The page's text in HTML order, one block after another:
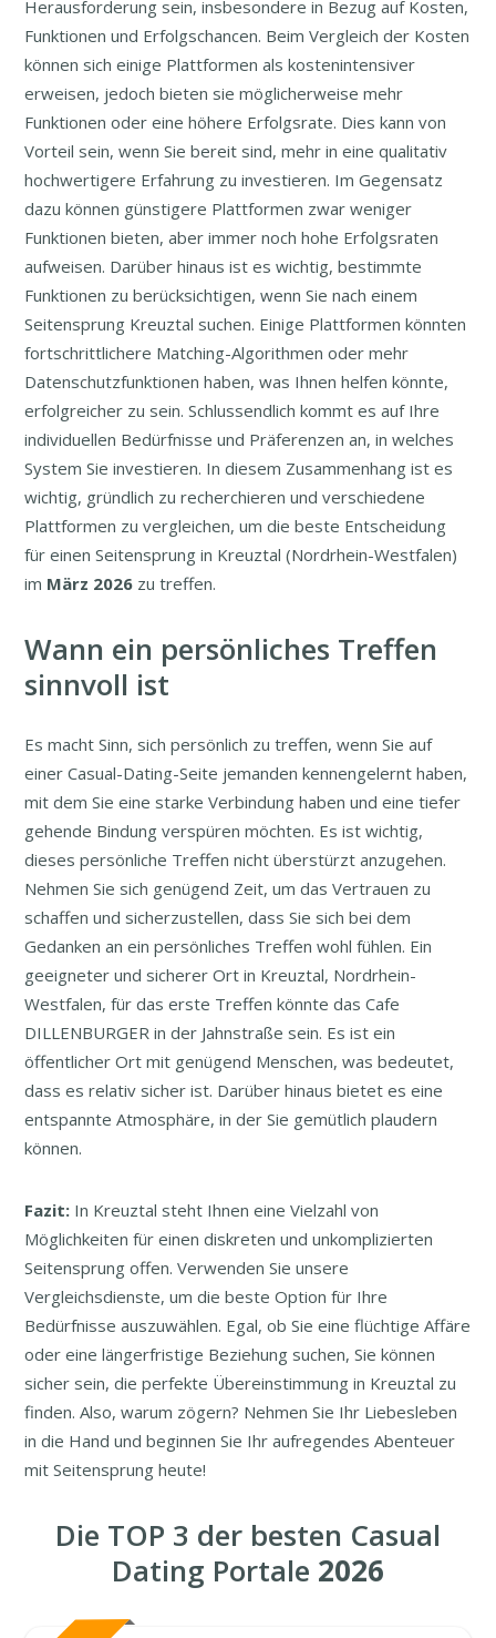
Herausforderung sein, insbesondere in Bezug auf Kosten,
Funktionen und Erfolgschancen. Beim Vergleich der Kosten
können sich einige Plattformen als kostenintensiver
erweisen, jedoch bieten sie möglicherweise mehr
Funktionen oder eine höhere Erfolgsrate. Dies kann von
Vorteil sein, wenn Sie bereit sind, mehr in eine qualitativ
hochwertigere Erfahrung zu investieren. Im Gegensatz
dazu können günstigere Plattformen zwar weniger
Funktionen bieten, aber immer noch hohe Erfolgsraten
aufweisen. Darüber hinaus ist es wichtig, bestimmte
Funktionen zu berücksichtigen, wenn Sie nach einem
Seitensprung Kreuztal suchen. Einige Plattformen könnten
fortschrittlichere Matching-Algorithmen oder mehr
Datenschutzfunktionen haben, was Ihnen helfen könnte,
erfolgreicher zu sein. Schlussendlich kommt es auf Ihre
individuellen Bedürfnisse und Präferenzen an, in welches
System Sie investieren. In diesem Zusammenhang ist es
wichtig, gründlich zu recherchieren und verschiedene
Plattformen zu vergleichen, um die beste Entscheidung
für einen Seitensprung in Kreuztal (Nordrhein-Westfalen)
im März 2026 zu treffen.
Wann ein persönliches Treffen
sinnvoll ist
Es macht Sinn, sich persönlich zu treffen, wenn Sie auf
einer Casual-Dating-Seite jemanden kennengelernt haben,
mit dem Sie eine starke Verbindung haben und eine tiefer
gehende Bindung verspüren möchten. Es ist wichtig,
dieses persönliche Treffen nicht überstürzt anzugehen.
Nehmen Sie sich genügend Zeit, um das Vertrauen zu
schaffen und sicherzustellen, dass Sie sich bei dem
Gedanken an ein persönliches Treffen wohl fühlen. Ein
geeigneter und sicherer Ort in Kreuztal, Nordrhein-
Westfalen, für das erste Treffen könnte das Cafe
DILLENBURGER in der Jahnstraße sein. Es ist ein
öffentlicher Ort mit genügend Menschen, was bedeutet,
dass es relativ sicher ist. Darüber hinaus bietet es eine
entspannte Atmosphäre, in der Sie gemütlich plaudern
können.
Fazit: In Kreuztal steht Ihnen eine Vielzahl von
Möglichkeiten für einen diskreten und unkomplizierten
Seitensprung offen. Verwenden Sie unsere
Vergleichsdienste, um die beste Option für Ihre
Bedürfnisse auszuwählen. Egal, ob Sie eine flüchtige Affäre
oder eine längerfristige Beziehung suchen, Sie können
sicher sein, die perfekte Übereinstimmung in Kreuztal zu
finden. Also, warum zögern? Nehmen Sie Ihr Liebesleben
in die Hand und beginnen Sie Ihr aufregendes Abenteuer
mit Seitensprung heute!
Die TOP 3 der besten Casual
Dating Portale 2026